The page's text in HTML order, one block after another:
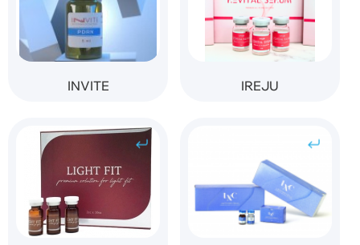
INVITE IREJU